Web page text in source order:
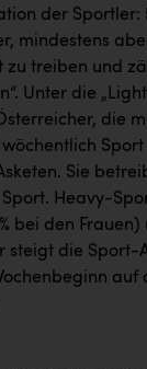
der Sportler:
mindestens
zu treiben und
Unter die
die
Sie
Heavy-
bei den
steigt die Sport-
auf